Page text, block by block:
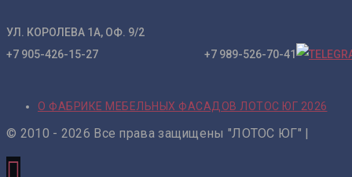
УЛ. КОРОЛЕВА 1А, ОФ. 9/2
+7 905-426-15-27 +7 989-526-70-41
О ФАБРИКЕ МЕБЕЛЬНЫХ ФАСАДОВ ЛОТОС ЮГ 2026
© 2010 - 2026 Все права защищены "ЛОТОС ЮГ" |